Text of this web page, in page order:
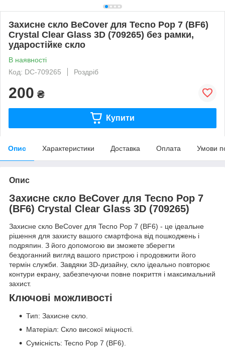
Захисне скло BeCover для Tecno Pop 7 (BF6)
Crystal Clear Glass 3D (709265) без рамки,
ударостійке скло
В наявності
Код: DC-709265
Роздріб
200 ₴
Купити
Опис Характеристики Доставка Оплата Умови
Опис
Захисне скло BeCover для Tecno Pop 7
(BF6) Crystal Clear Glass 3D (709265)
Захисне скло BeCover для Tecno Pop 7 (BF6) - це ідеальне
рішення для захисту вашого смартфона від пошкоджень і
подряпин. З його допомогою ви зможете зберегти
бездоганний вигляд вашого пристрою і продовжити його
термін служби. Завдяки 3D-дизайну, скло ідеально повторює
контури екрану, забезпечуючи повне покриття і максимальний
захист.
Ключові можливості
Тип: Захисне скло.
Матеріал: Скло високої міцності.
Сумісність: Tecno Pop 7 (BF6).